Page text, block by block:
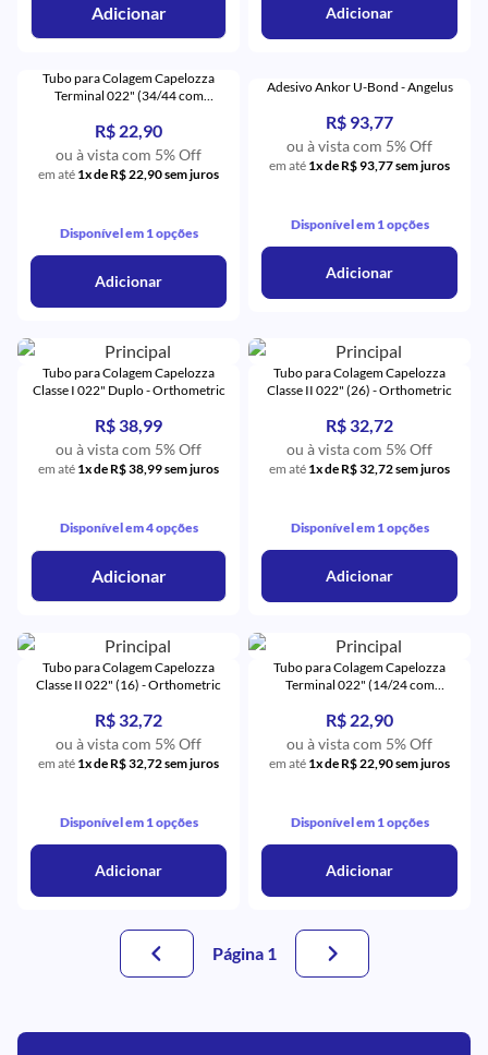
Adicionar Adicionar
Tubo para Colagem Capelozza
Terminal 022" (34/44 com
R$ 22,90
ou à vista com 5% Off
em até 1x de R$ 22,90 sem juros
Disponível em 1 opções
Adicionar
Adesivo Ankor U-Bond - Angelus
R$ 93,77
ou à vista com 5% Off
em até 1x de R$ 93,77 sem juros
Disponível em 1 opções
Adicionar
Tubo para Colagem Capelozza
Classe I 022" Duplo - Orthometric
R$ 38,99
ou à vista com 5% Off
em até 1x de R$ 38,99 sem juros
Disponível em 4 opções
Adicionar
Tubo para Colagem Capelozza
Classe II 022" (26) - Orthometric
R$ 32,72
ou à vista com 5% Off
em até 1x de R$ 32,72 sem juros
Disponível em 1 opções
Adicionar
Tubo para Colagem Capelozza
Classe II 022" (16) - Orthometric
R$ 32,72
ou à vista com 5% Off
em até 1x de R$ 32,72 sem juros
Disponível em 1 opções
Adicionar
Tubo para Colagem Capelozza
Terminal 022" (14/24 com
R$ 22,90
ou à vista com 5% Off
em até 1x de R$ 22,90 sem juros
Disponível em 1 opções
Adicionar
Página 1